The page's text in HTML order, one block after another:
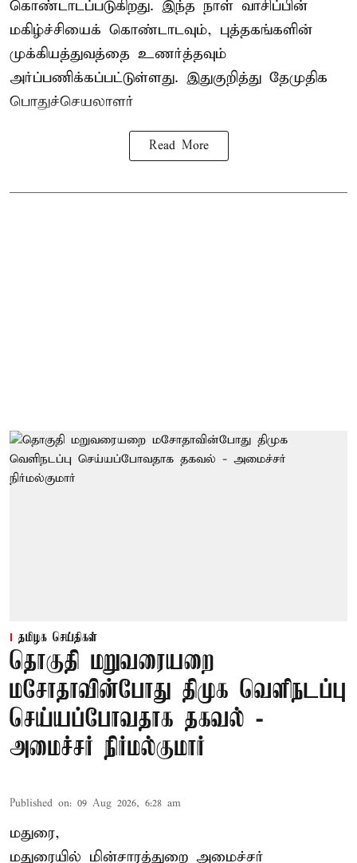
கொண்டாடப்படுகிறது. இந்த நாள் வாசிப்பின்
மகிழ்ச்சியைக் கொண்டாடவும், புத்தகங்களின்
முக்கியத்துவத்தை உணர்த்தவும்
அர்ப்பணிக்கப்பட்டுள்ளது. இதுகுறித்து தேமுதிக
பொதுச்செயலாளர்
Read More
தமிழக செய்திகள்
தொகுதி மறுவரையறை
மசோதாவின்போது திமுக வெளிநடப்பு
செய்யப்போவதாக தகவல் -
அமைச்சர் நிர்மல்குமார்
Published on: 09 Aug 2026, 6:28 am
மதுரை,
மதுரையில் மின்சாரத்துறை அமைச்சர்